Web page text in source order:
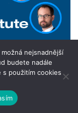
nejsnadnější
budete nadále
s použitím cookies